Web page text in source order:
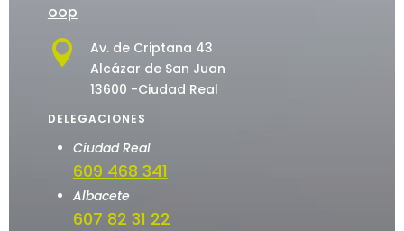
oop

Av. de Criptana 43
Alcázar de San Juan
13600 -Ciudad Real
DELEGACIONES
Ciudad Real
609 468 341
Albacete
607 82 31 22